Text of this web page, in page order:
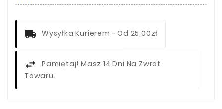
Wysyłka Kurierem - Od 25,00zł
Pamiętaj! Masz 14 Dni Na Zwrot
Towaru.